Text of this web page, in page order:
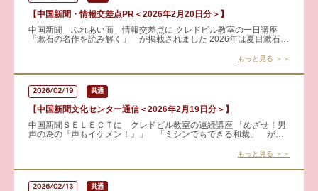
【中国新聞・情報交差点PR＜2026年2月20日分＞】
中国新聞 ふれあい面 情報交差点に クレドビル教室の一日講座
「漱石の名作を読み解く」 が掲載されました 2026年は夏目漱石没
もっと見る ＞＞
2026/02/19 共通
【中国新聞文化センター通信＜2026年2月19日分＞】
中国新聞ＳＥＬＥＣＴに クレドビル教室の連続講座 「めざせ！男
声の為の『声もイケメン！』」 「ミシンでもできる和裁」 が掲
もっと見る ＞＞
2026/02/13 共通